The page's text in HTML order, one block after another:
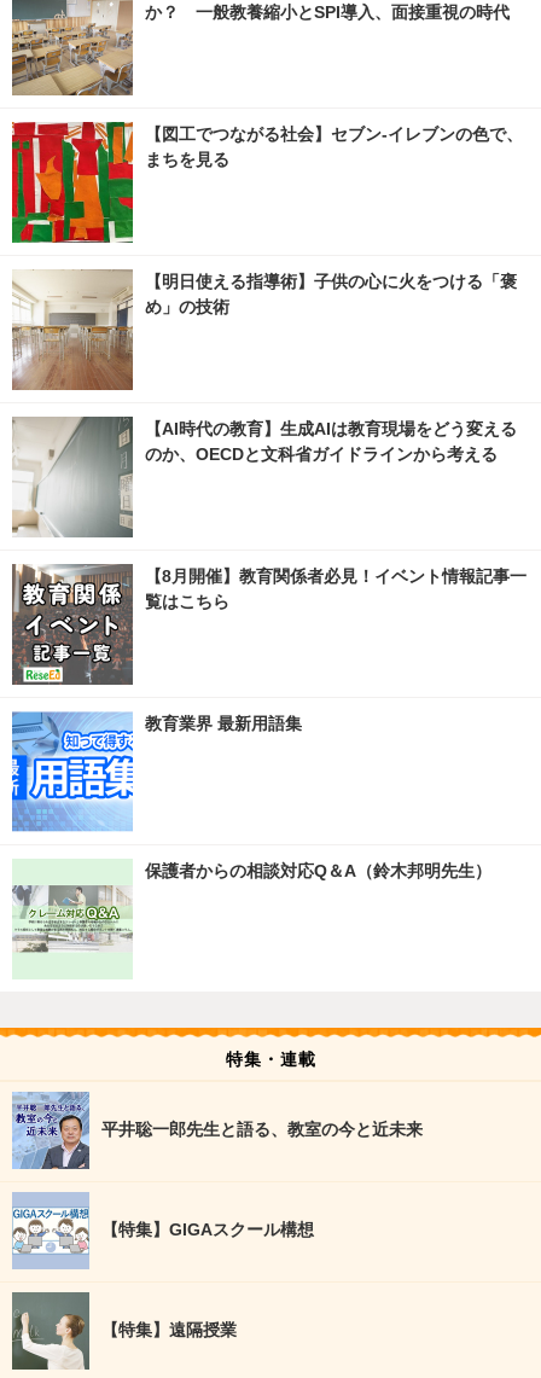
か？ 一般教養縮小とSPI導入、面接重視の時代
【図工でつながる社会】セブン‐イレブンの色で、
まちを見る
【明日使える指導術】子供の心に火をつける「褒
め」の技術
【AI時代の教育】生成AIは教育現場をどう変える
のか、OECDと文科省ガイドラインから考える
【8月開催】教育関係者必見！イベント情報記事一
覧はこちら
教育業界 最新用語集
保護者からの相談対応Q＆A（鈴木邦明先生）
特集・連載
平井聡一郎先生と語る、教室の今と近未来
【特集】GIGAスクール構想
【特集】遠隔授業